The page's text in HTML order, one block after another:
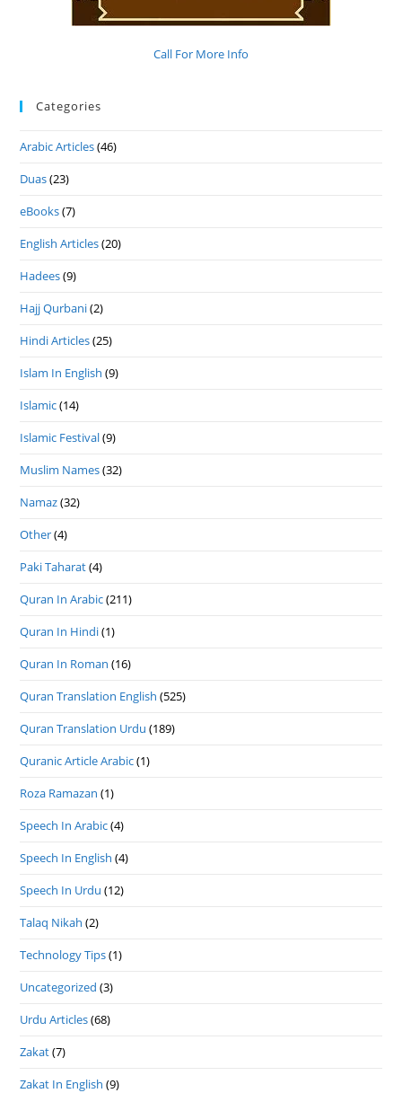
Call For More Info
Categories
Arabic Articles(46)
Duas(23)
eBooks(7)
English Articles(20)
Hadees(9)
Hajj Qurbani(2)
Hindi Articles(25)
Islam In English (9)
Islamic(14)
Islamic Festival(9)
Muslim Names(32)
Namaz(32)
Other(4)
Paki Taharat(4)
Quran In Arabic(211)
Quran In Hindi(1)
Quran In Roman (16)
Quran Translation English (525)
Quran Translation Urdu (189)
Quranic Article Arabic(1)
Roza Ramazan (1)
Speech In Arabic(4)
Speech In English (4)
Speech In Urdu (12)
Talaq Nikah (2)
Technology Tips(1)
Uncategorized (3)
Urdu Articles(68)
Zakat(7)
Zakat In English (9)